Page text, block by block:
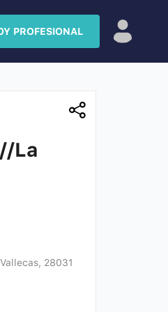
PROFESIONAL
La
28031